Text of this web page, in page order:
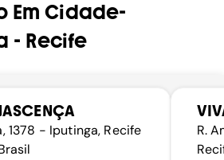
EmCidade-
- Recife
1378 - Iputinga, Recife
R.